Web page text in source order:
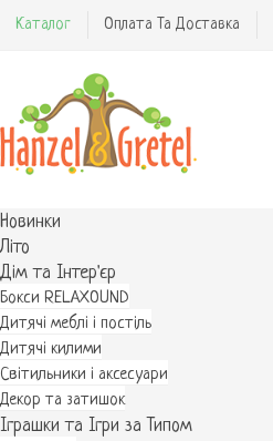
Каталог Оплата Та Доставка
Новинки
Літо
Дім та Інтер'єр
Бокси RELAXOUND
Дитячі меблі і постіль
Дитячі килими
Світильники і аксесуари
Декор та затишок
Іграшки та Ігри за Типом